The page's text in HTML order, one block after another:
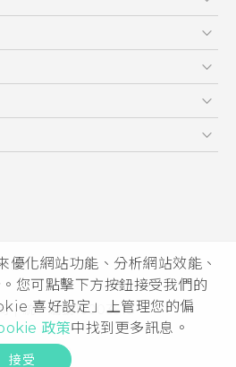
化網站功能、分析網站效能、
您可點擊下方按鈕接受我們的
喜好設定」上管理您的偏
政策中找到更多訊息。
接受
| 統一編號16003518